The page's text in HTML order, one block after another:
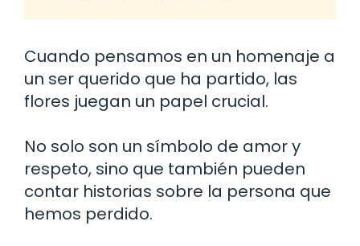
Cuando pensamos en un homenaje a
un ser querido que ha partido, las
flores juegan un papel crucial.
No solo son un símbolo de amor y
respeto, sino que también pueden
contar historias sobre la persona que
hemos perdido.